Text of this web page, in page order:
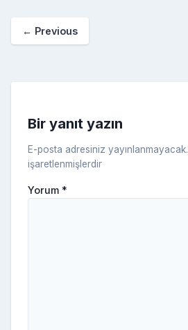
o
a
c a
ki
← Previous
Bir yanıt yazın
E-posta adresiniz yayınlanmayacak.
işaretlenmişlerdir
Yorum *